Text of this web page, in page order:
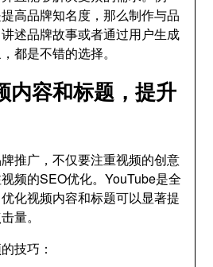
高品牌知名度，那么制作与品
述品牌故事或者通过用户生成
都是不错的选择。
内容和标题，提升
推广，不仅要注重视频的创意
频的SEO优化。YouTube是全
化视频内容和标题可以显著提
量。
技巧：